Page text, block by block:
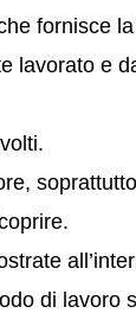
fornisce
lavorato e
di lavoro